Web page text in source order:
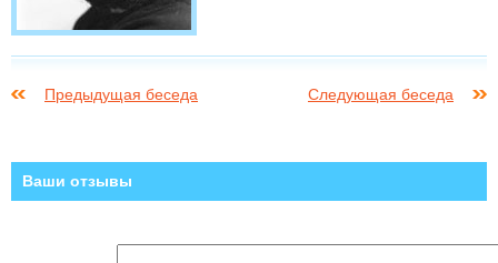
Предыдущая беседа Следующая беседа
Ваши отзывы